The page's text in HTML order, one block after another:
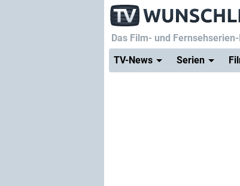
Das Film- und
TV-News
Serien